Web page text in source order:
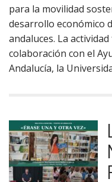
para la movilidad
desarrollo económico
andaluces. La
colaboración con el
Andalucía, la